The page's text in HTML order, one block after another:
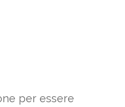
per essere